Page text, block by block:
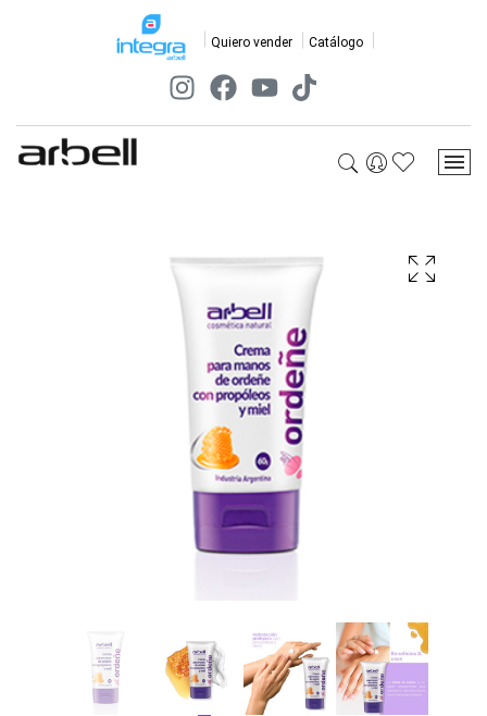
Quiero vender Catálogo